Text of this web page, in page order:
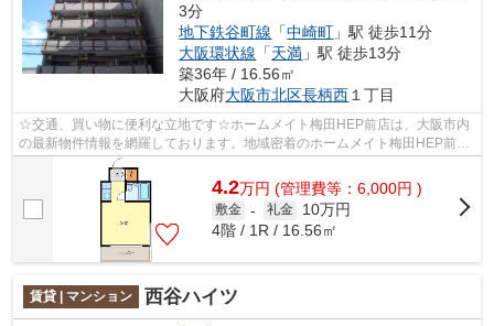
3分
地下鉄谷町線 「中崎町 」駅 徒歩11分
大阪環状線 「天満 」駅 徒歩13分
築36年 / 16.56㎡
大阪府大阪市北区長柄西 １丁目
☆交通、買い物に便利な立地です☆ホームメイト梅田HEP前店は、大阪市内
の最新物件情報を網羅しております。地域密着のホームメイト梅田HEP前店
だからできるお部屋探し品質であなたの理...
4.2万円 (管理費等：6,000円 )
敷金 - 礼金
10万円
4階 / 1R / 16.56㎡
賃貸 | マンション 西谷ハイツ